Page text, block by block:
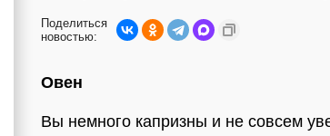
Поделиться
новостью:
Овен
Вы немного капризны и не совсем